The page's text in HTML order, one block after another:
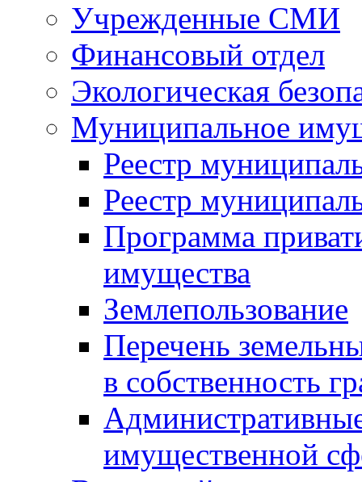
Учрежденные СМИ
Финансовый отдел
Экологическая
Муниципальное
Реестр
Реестр
Программа
имущества
Землепользование
Перечень
в собственность
имущественной